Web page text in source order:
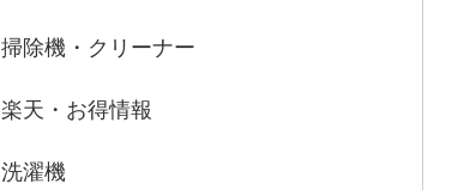
掃除機・クリーナー
楽天・お得情報
洗濯機